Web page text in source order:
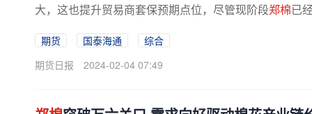
大，这也提升贸易商套保预期点位，尽管现阶段郑棉已
期货 国泰海通
综合
期货日报
2024-02-04 07:49